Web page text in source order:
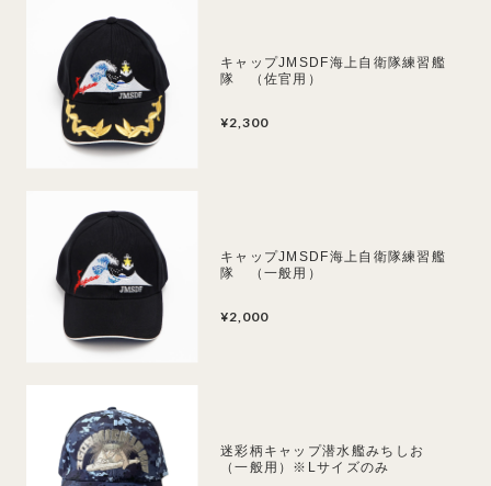
キャップJMSDF海上自衛隊練習艦
隊 （佐官用）
¥2,300
キャップJMSDF海上自衛隊練習艦
隊 （一般用）
¥2,000
迷彩柄キャップ潜水艦みちしお
（一般用）※Lサイズのみ